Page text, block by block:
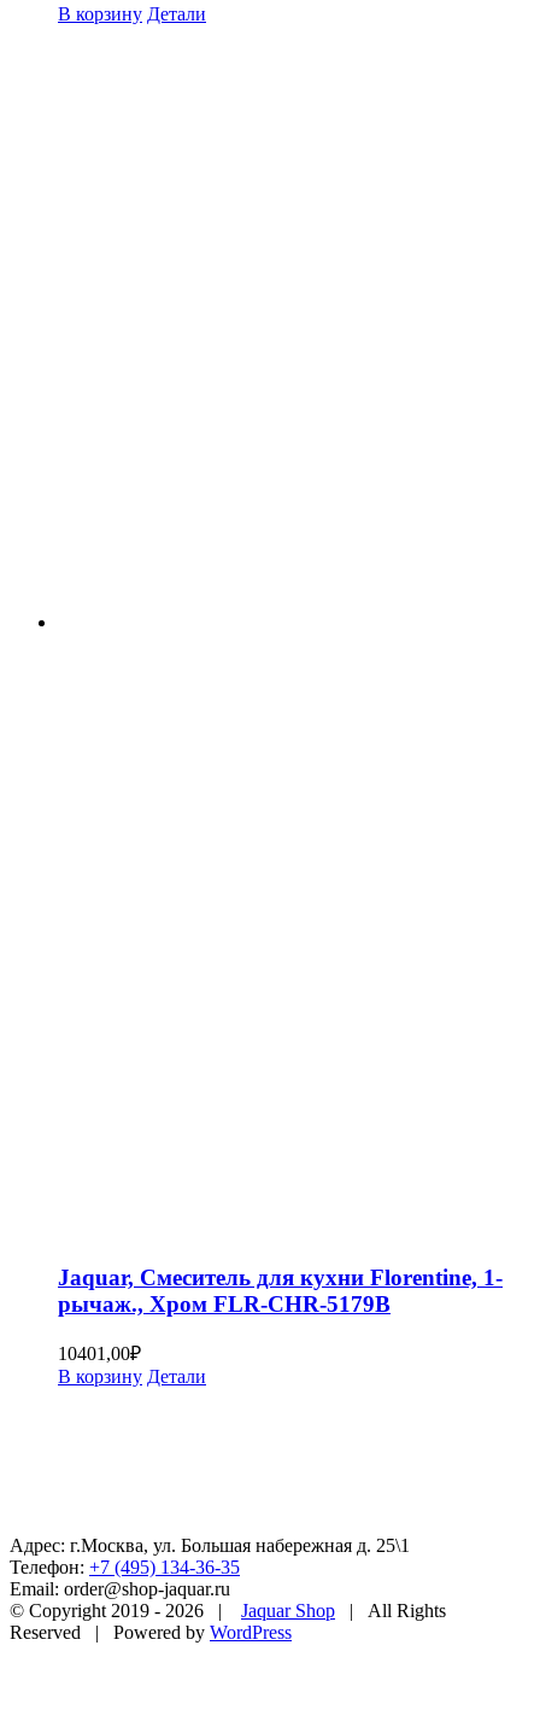
В корзину Детали
Jaquar, Смеситель для кухни Florentine, 1-
рычаж., Хром FLR-CHR-5179B
10401,00₽
В корзину Детали
Адрес: г.Москва, ул. Большая набережная д. 25\1
Телефон: +7 (495) 134-36-35
Email: order@shop-jaquar.ru
© Copyright 2019 - 2026 | Jaquar Shop | All Rights
Reserved | Powered by WordPress